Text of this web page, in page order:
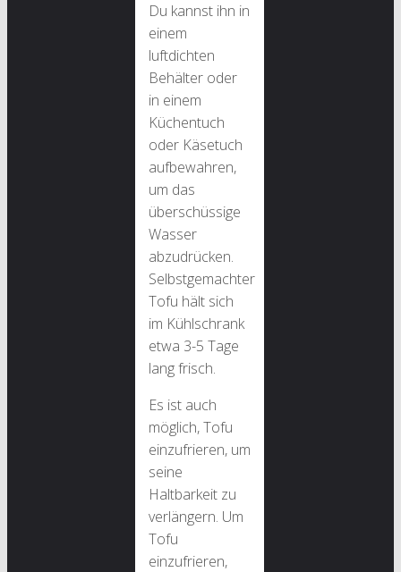
Du kannst ihn in
einem
luftdichten
Behälter oder
in einem
Küchentuch
oder Käsetuch
aufbewahren,
um das
überschüssige
Wasser
abzudrücken.
Selbstgemachter
Tofu hält sich
im Kühlschrank
etwa 3-5 Tage
lang frisch.
Es ist auch
möglich, Tofu
einzufrieren, um
seine
Haltbarkeit zu
verlängern. Um
Tofu
einzufrieren,